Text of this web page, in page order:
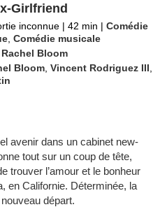
Girlfriend
inconnue | 42 min | Comédie
,Comédie musicale
Rachel Bloom
Bloom ,Vincent Rodriguez III
avenir dans un cabinet new-
tout sur un coup de tête,
trouver l’amour et le bonheur
en Californie. Déterminée, la
départ.